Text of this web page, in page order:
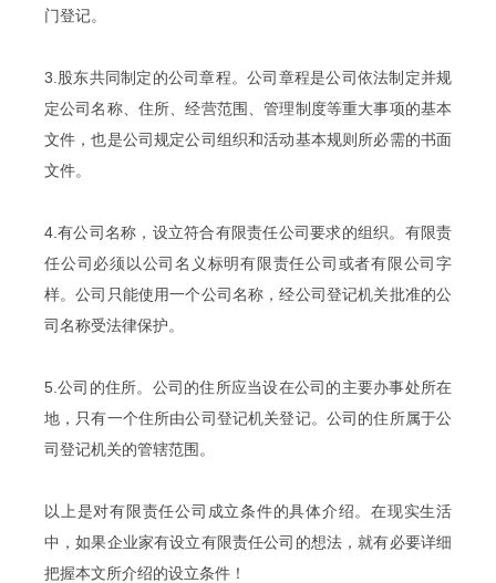
门登记。
3.股东共同制定的公司章程。公司章程是公司依法制定并规
定公司名称、住所、经营范围、管理制度等重大事项的基本
文件，也是公司规定公司组织和活动基本规则所必需的书面
文件。
4.有公司名称，设立符合有限责任公司要求的组织。有限责
任公司必须以公司名义标明有限责任公司或者有限公司字
样。公司只能使用一个公司名称，经公司登记机关批准的公
司名称受法律保护。
5.公司的住所。公司的住所应当设在公司的主要办事处所在
地，只有一个住所由公司登记机关登记。公司的住所属于公
司登记机关的管辖范围。
以上是对有限责任公司成立条件的具体介绍。在现实生活
中，如果企业家有设立有限责任公司的想法，就有必要详细
把握本文所介绍的设立条件！